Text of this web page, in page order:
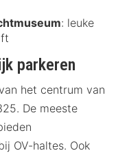
: leuke
parkeren
het centrum van
De meeste
OV-haltes. Ook